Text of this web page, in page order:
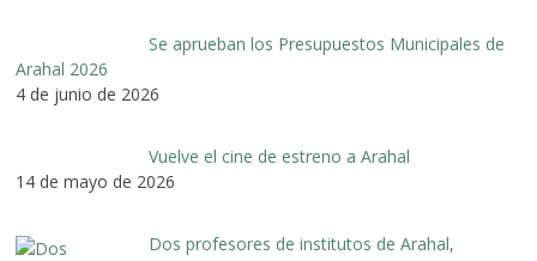
Se aprueban los Presupuestos Municipales de
Arahal 2026
4 de junio de 2026
Vuelve el cine de estreno a Arahal
14 de mayo de 2026
Dos profesores de institutos de Arahal,